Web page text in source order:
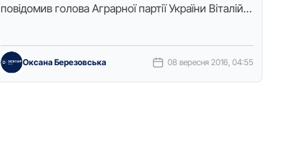
повідомив голова Аграрної партії України Віталій
Оксана Березовська 08 вересня 2016, 04:55